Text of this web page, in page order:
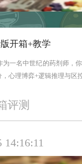
开箱+教学
为一名中世纪的药剂师，
心理博弈+逻辑推理与区
评测
14:16:11